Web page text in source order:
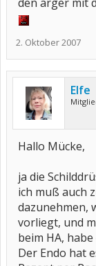
2. Oktober 2007
Elfe
Hallo Mücke,
ja die
ich muß auch
dazunehmen,
vorliegt, und
beim HA,
Der Endo hat